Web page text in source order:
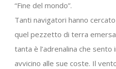
“Fine del mondo”.
Tanti navigatori hanno
quel pezzetto di terra emersa
tanta è l’adrenalina che sento
avvicino alle sue coste. Il